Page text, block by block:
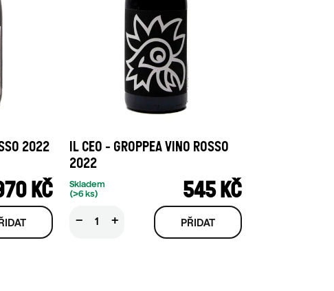
2022
KČ
IL CEO - GROPPEA VINO ROSSO
2022
545 KČ
Skladem
(>6 ks)
+
−